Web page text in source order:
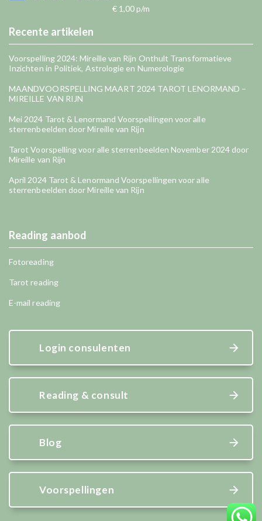
€ 1,00 p/m
Recente artikelen
Voorspelling 2024: Mireille van Rijn Onthult Transformatieve
Inzichten in Politiek, Astrologie en Numerologie
MAANDVOORSPELLING MAART 2024 TAROT LENORMAND –
MIREILLE VAN RIJN
Mei 2024 Tarot & Lenormand Voorspellingen voor alle
sterrenbeelden door Mireille van Rijn
Tarot Voorspelling voor alle sterrenbeelden November 2024 door
Mireille van Rijn
April 2024 Tarot & Lenormand Voorspellingen voor alle
sterrenbeelden door Mireille van Rijn
Reading aanbod
Fotoreading
Tarot reading
E-mail reading
Login consulenten
Reading & consult
Blog
Voorspellingen